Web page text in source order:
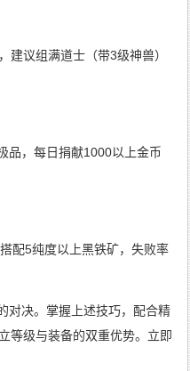
建议组满道士（带3级神兽）
品，每日捐献1000以上金币
配5纯度以上黑铁矿，失败率
对决。掌握上述技巧，配合精
等级与装备的双重优势。立即